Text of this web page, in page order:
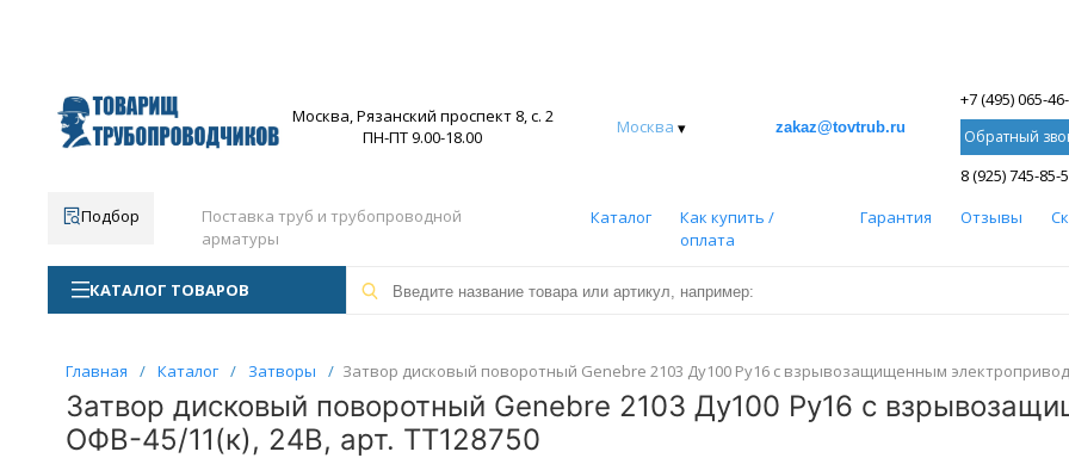
Москва, Рязанский проспект 8, с. 2
ПН-ПТ 9.00-18.00
Москва ▾ zakaz@tovtrub.ru
+7 (495) 065-
Обратный
8 (925) 745-85-
Подбор
Поставка труб и трубопроводной
арматуры
Каталог
Как купить /
оплата
Гарантия Отзывы
КАТАЛОГ ТОВАРОВ
Главная / Каталог / Затворы / Затвор дисковый поворотный Genebre 2103 Ду100 Ру16 с взрывозащищенным
Затвор дисковый поворотный Genebre 2103 Ду100 Ру16 с
ОФВ-45/11(к), 24В, арт. ТТ128750